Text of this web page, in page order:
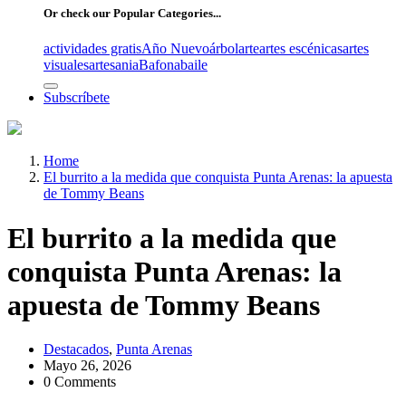
Or check our Popular Categories...
actividades gratisAño Nuevoárbolarteartes escénicasartes
visualesartesaniaBafonabaile
Subscríbete
Home
El burrito a la medida que conquista Punta Arenas: la apuesta
de Tommy Beans
El burrito a la medida que
conquista Punta Arenas: la
apuesta de Tommy Beans
Destacados, Punta Arenas
Mayo 26, 2026
0 Comments